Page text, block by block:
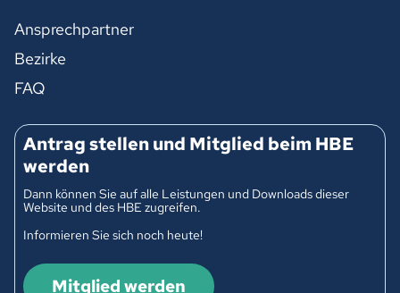
Ansprechpartner
Bezirke
FAQ
Antrag stellen und Mitglied beim HBE
werden
Dann können Sie auf alle Leistungen und Downloads dieser
Website und des HBE zugreifen.
Informieren Sie sich noch heute!
Mitglied werden